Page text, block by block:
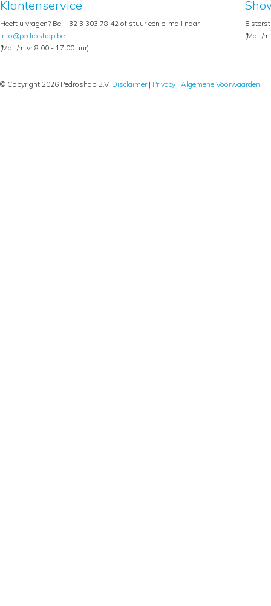
Klantenservice
Heeft u vragen? Bel +32 3 303 78 42 of stuur een e-mail naar
info@pedroshop.be
(Ma t/m vr 8.00 - 17.00 uur)
(Ma t/
© Copyright 2026 Pedroshop B.V. Disclaimer| Privacy | Algemene Voorwaarden